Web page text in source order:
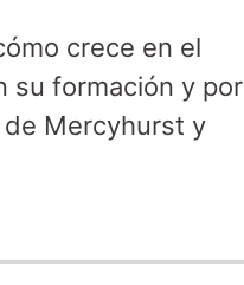
crece en el
su formación y por
Mercyhurst y